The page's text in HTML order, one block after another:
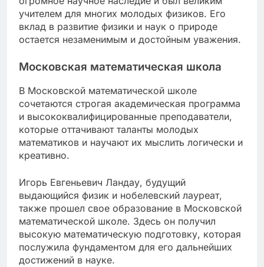
учителем для многих молодых физиков. Его
вклад в развитие физики и наук о природе
остается незаменимым и достойным уважения.
Московская математическая школа
В Московской математической школе
сочетаются строгая академическая программа
и высококвалифицированные преподаватели,
которые оттачивают таланты молодых
математиков и научают их мыслить логически и
креативно.
Игорь Евгеньевич Ландау, будущий
выдающийся физик и нобелевский лауреат,
также прошел свое образование в Московской
математической школе. Здесь он получил
высокую математическую подготовку, которая
послужила фундаментом для его дальнейших
достижений в науке.